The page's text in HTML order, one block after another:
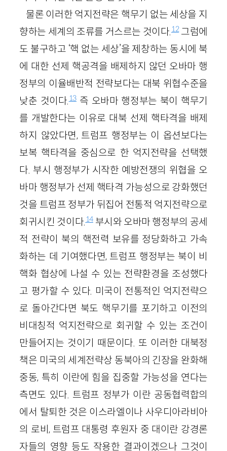
물론 이러한 억지전략은 핵무기 없는 세상을 지
향하는 세계의 조류를 거스르는 것이다.12그럼에
도 불구하고 ‘핵 없는 세상’을 제창하는 동시에 북
에 대한 선제 핵공격을 배제하지 않던 오바마 행
정부의 이율배반적 전략보다는 대북 위협수준을
낮춘 것이다.13즉 오바마 행정부는 북이 핵무기
를 개발한다는 이유로 대북 선제 핵타격을 배제
하지 않았다면, 트럼프 행정부는 이 옵션보다는
보복 핵타격을 중심으로 한 억지전략을 선택했
다. 부시 행정부가 시작한 예방전쟁의 위협을 오
바마 행정부가 선제 핵타격 가능성으로 강화했던
것을 트럼프 정부가 뒤집어 전통적 억지전략으로
회귀시킨 것이다.14부시와 오바마 행정부의 공세
적 전략이 북의 핵전력 보유를 정당화하고 가속
화하는 데 기여했다면, 트럼프 행정부는 북이 비
핵화 협상에 나설 수 있는 전략환경을 조성했다
고 평가할 수 있다. 미국이 전통적인 억지전략으
로 돌아간다면 북도 핵무기를 포기하고 이전의
비대칭적 억지전략으로 회귀할 수 있는 조건이
만들어지는 것이기 때문이다. 또 이러한 대북정
책은 미국의 세계전략상 동북아의 긴장을 완화해
중동, 특히 이란에 힘을 집중할 가능성을 연다는
측면도 있다. 트럼프 정부가 이란 공동협력합의
에서 탈퇴한 것은 이스라엘이나 사우디아라비아
의 로비, 트럼프 대통령 후원자 중 대이란 강경론
자들의 영향 등도 작용한 결과이겠으나 그것이